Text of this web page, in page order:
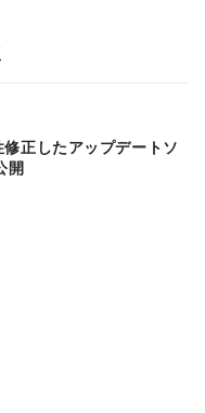
正したアップデートソ
開